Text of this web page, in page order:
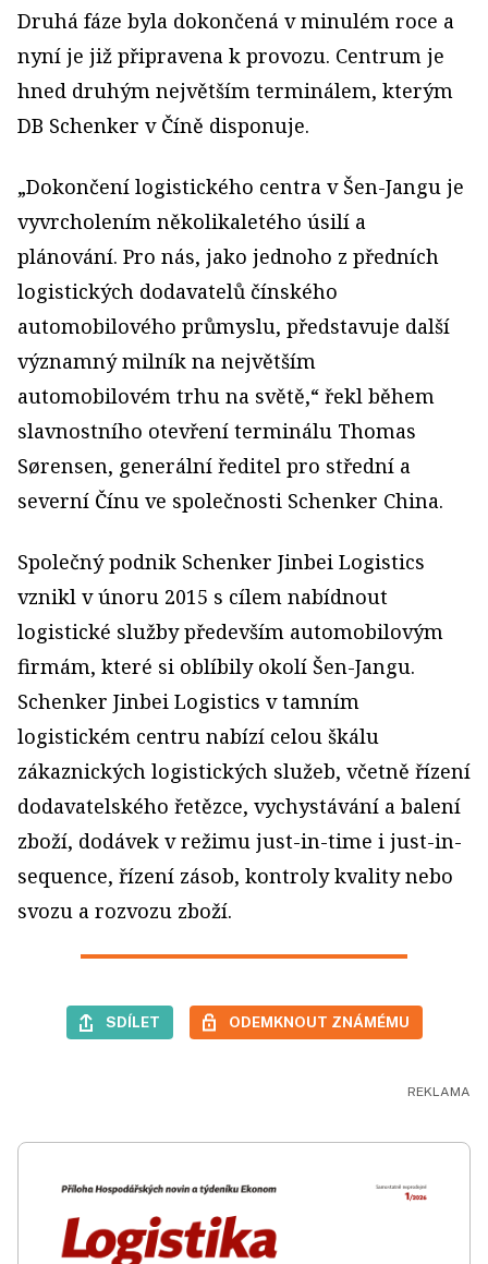
Druhá fáze byla dokončená v minulém roce a
nyní je již připravena k provozu. Centrum je
hned druhým největším terminálem, kterým
DB Schenker v Číně disponuje.
„Dokončení logistického centra v Šen-Jangu je
vyvrcholením několikaletého úsilí a
plánování. Pro nás, jako jednoho z předních
logistických dodavatelů čínského
automobilového průmyslu, představuje další
významný milník na největším
automobilovém trhu na světě,“ řekl během
slavnostního otevření terminálu Thomas
Sørensen, generální ředitel pro střední a
severní Čínu ve společnosti Schenker China.
Společný podnik Schenker Jinbei Logistics
vznikl v únoru 2015 s cílem nabídnout
logistické služby především automobilovým
firmám, které si oblíbily okolí Šen-Jangu.
Schenker Jinbei Logistics v tamním
logistickém centru nabízí celou škálu
zákaznických logistických služeb, včetně řízení
dodavatelského řetězce, vychystávání a balení
zboží, dodávek v režimu just-in-time i just-in-
sequence, řízení zásob, kontroly kvality nebo
svozu a rozvozu zboží.
SDÍLET ODEMKNOUT ZNÁMÉMU